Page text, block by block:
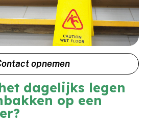
opnemen
dagelijks legen
op een